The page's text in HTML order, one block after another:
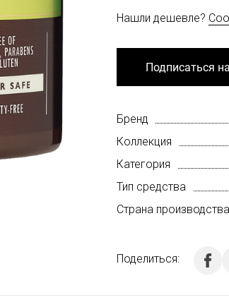
Нашли дешевле?
Подписаться
Бренд
Коллекция
Категория
Тип средства
Страна производства
Поделиться: